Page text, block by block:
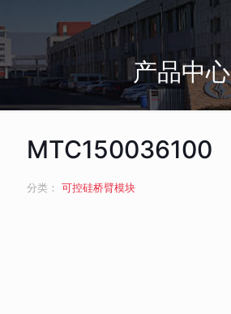
产品中心
MTC150036100
分类： 可控硅桥臂模块